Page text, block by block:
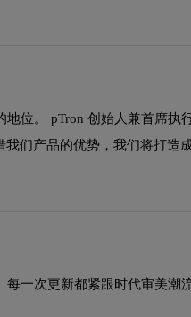
位。 pTron 创始人兼首席执
们产品的优势，我们将打造
一次更新都紧跟时代审美潮